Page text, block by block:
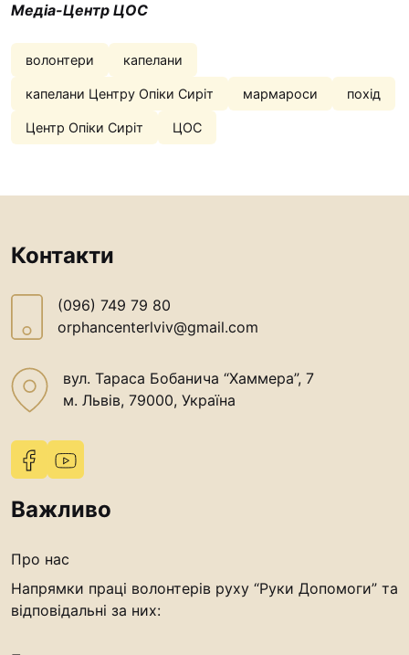
Медіа-Центр ЦОС
волонтери капелани
капелани Центру Опіки Сиріт мармароси похід
Центр Опіки Сиріт ЦОС
Контакти
(096) 749 79 80
orphancenterlviv@gmail.com
вул. Тараса Бобанича “Хаммера”, 7
м. Львів, 79000, Україна
Важливо
Про нас
Напрямки праці волонтерів руху “Руки Допомоги” та
відповідальні за них: